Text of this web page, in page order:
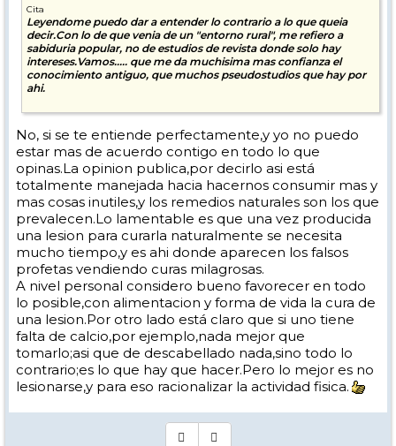
Cita
Leyendome puedo dar a entender lo contrario a lo que queia
decir.Con lo de que venia de un "entorno rural", me refiero a
sabiduria popular, no de estudios de revista donde solo hay
intereses.Vamos..... que me da muchisima mas confianza el
conocimiento antiguo, que muchos pseudostudios que hay por
ahi.
No, si se te entiende perfectamente,y yo no puedo
estar mas de acuerdo contigo en todo lo que
opinas.La opinion publica,por decirlo asi está
totalmente manejada hacia hacernos consumir mas y
mas cosas inutiles,y los remedios naturales son los que
prevalecen.Lo lamentable es que una vez producida
una lesion para curarla naturalmente se necesita
mucho tiempo,y es ahi donde aparecen los falsos
profetas vendiendo curas milagrosas.
A nivel personal considero bueno favorecer en todo
lo posible,con alimentacion y forma de vida la cura de
una lesion.Por otro lado está claro que si uno tiene
falta de calcio,por ejemplo,nada mejor que
tomarlo;asi que de descabellado nada,sino todo lo
contrario;es lo que hay que hacer.Pero lo mejor es no
lesionarse,y para eso racionalizar la actividad fisica.